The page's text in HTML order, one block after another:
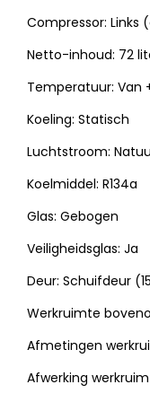
Compressor: Links
Netto-inhoud: 72
Temperatuur: Van
Koeling: Statisch
Luchtstroom:
Koelmiddel: R134a
Glas: Gebogen
Veiligheidsglas: Ja
Deur: Schuifdeur
Werkruimte
Afmetingen
Afwerking